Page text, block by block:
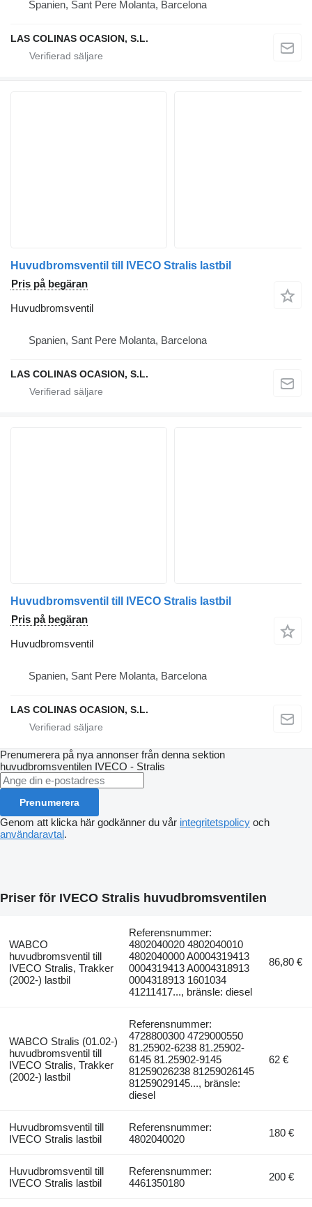
Spanien, Sant Pere Molanta, Barcelona
LAS COLINAS OCASION, S.L.
Huvudbromsventil till IVECO Stralis lastbil
Pris på begäran
Huvudbromsventil
Spanien, Sant Pere Molanta, Barcelona
LAS COLINAS OCASION, S.L.
Huvudbromsventil till IVECO Stralis lastbil
Pris på begäran
Huvudbromsventil
Spanien, Sant Pere Molanta, Barcelona
LAS COLINAS OCASION, S.L.
Prenumerera på nya annonser från denna sektion
huvudbromsventilen IVECO - Stralis
Prenumerera
Genom att klicka här godkänner du vår integritetspolicy och
användaravtal.
Priser för IVECO Stralis huvudbromsventilen
WABCO
huvudbromsventil till
IVECO Stralis, Trakker
(2002-) lastbil
Referensnummer:
4802040020 4802040010
4802040000 A0004319413
0004319413 A0004318913
0004318913 1601034
41211417..., bränsle: diesel
86,80 €
WABCO Stralis (01.02-)
huvudbromsventil till
IVECO Stralis, Trakker
(2002-) lastbil
Referensnummer:
4728800300 4729000550
81.25902-6238 81.25902-
6145 81.25902-9145
81259026238 81259026145
81259029145..., bränsle:
diesel
62 €
Huvudbromsventil till
IVECO Stralis lastbil
Referensnummer:
4802040020
180 €
Huvudbromsventil till
IVECO Stralis lastbil
Referensnummer:
4461350180
200 €